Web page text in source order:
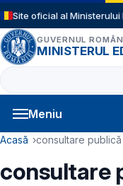
Sari la conținutul principal
Site oficial al
GUVERNUL
MINISTERUL
Caută
Meniu
Navigație
Cale de navigare
Acasă consultare publică
consultare